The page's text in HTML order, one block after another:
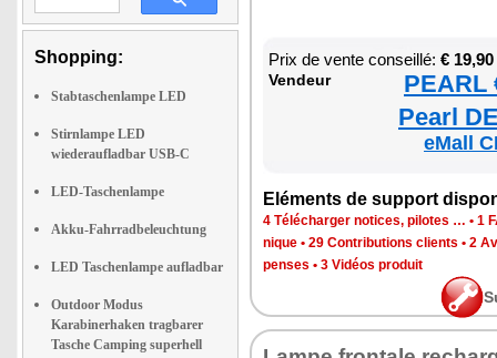
Shopping:
Stabtaschenlampe LED
Stirnlampe LED
wiederaufladbar USB-C
LED-Taschenlampe
Akku-Fahrradbeleuchtung
LED Taschenlampe aufladbar
Outdoor Modus
Karabinerhaken tragbarer
Tasche Camping superhell
Prix de vente conseillé: € 19,90
Ven­deur
PEARL
Pearl
eMall
Elé­ments de sup­port
4 Télé­char­ger notices, pilotes … • 1
nique • 29 Contri­bu­tions clients • 2
penses • 3 Vidéos pro­duit